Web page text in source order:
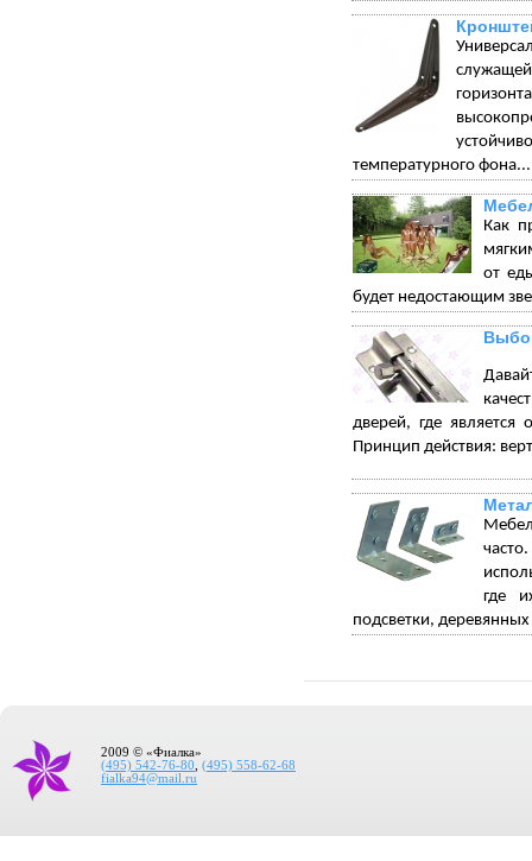
температурного фона...
Как
от
будет недостающим
дверей, где является
Принцип действия:
где
подсветки,
2009 © «Фиалка»
(495) 542-76-80
(495) 558-62-68
fialka94@mail.ru